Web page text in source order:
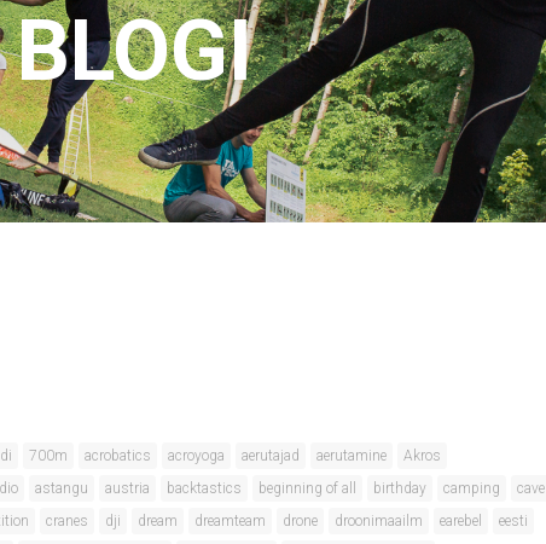
BLOGI
700m acrobatics acroyoga aerutajad aerutamine
Akros
astangu austria backtastics beginning of all birthday camping
cave
cranes dji dream dreamteam drone droonimaailm earebel
eesti